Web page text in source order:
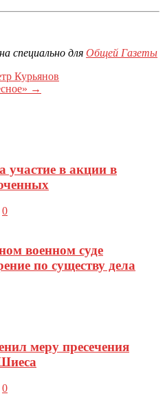
специально для Общей Газеты
Курьянов
→
в акции в
0
военном суде
по существу дела
меру пресечения
0